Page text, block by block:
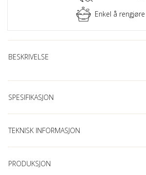
Enkel å rengjøre
BESKRIVELSE
SPESIFIKASJON
TEKNISK INFORMASJON
PRODUKSJON